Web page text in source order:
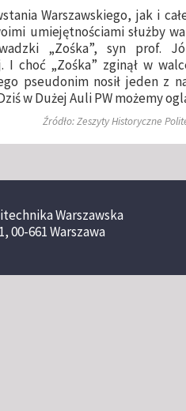
Warszawskiego, jak i
umiejętnościami służby
„Zośka”, syn prof.
I choć „Zośka” zginął w
pseudonim nosił jeden z
Dziś w Dużej Auli PW możemy
Źródło: Zeszyty Historyczne
Warszawska
00-661 Warszawa